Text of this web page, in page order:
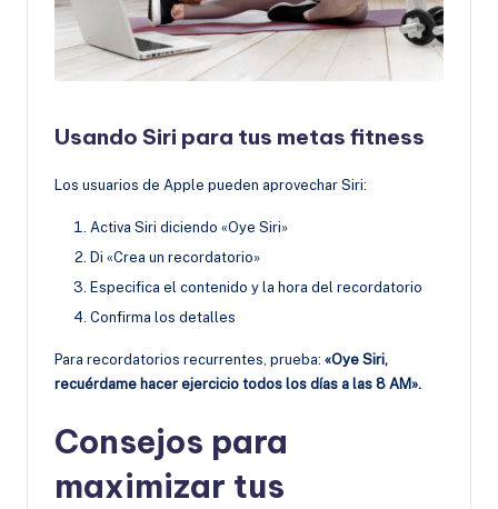
Usando Siri para tus metas fitness
Los usuarios de Apple pueden aprovechar Siri:
Activa Siri diciendo «Oye Siri»
Di «Crea un recordatorio»
Especifica el contenido y la hora del recordatorio
Confirma los detalles
Para recordatorios recurrentes, prueba: «Oye Siri,
recuérdame hacer ejercicio todos los días a las 8 AM».
Consejos para
maximizar tus